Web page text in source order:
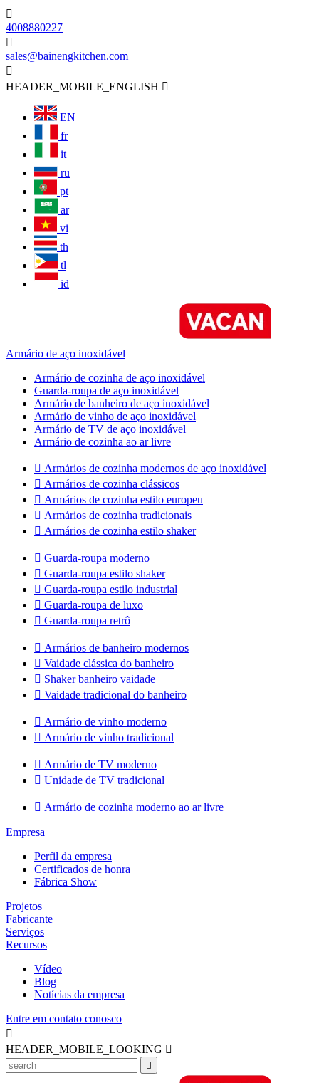

4008880227

sales@bainengkitchen.com

HEADER_MOBILE_ENGLISH 
EN
fr
it
ru
pt
ar
vi
th
tl
id
Armário de aço inoxidável
Armário de cozinha de aço inoxidável
Guarda-roupa de aço inoxidável
Armário de banheiro de aço inoxidável
Armário de vinho de aço inoxidável
Armário de TV de aço inoxidável
Armário de cozinha ao ar livre
 Armários de cozinha modernos de aço inoxidável
 Armários de cozinha clássicos
 Armários de cozinha estilo europeu
 Armários de cozinha tradicionais
 Armários de cozinha estilo shaker
 Guarda-roupa moderno
 Guarda-roupa estilo shaker
 Guarda-roupa estilo industrial
 Guarda-roupa de luxo
 Guarda-roupa retrô
 Armários de banheiro modernos
 Vaidade clássica do banheiro
 Shaker banheiro vaidade
 Vaidade tradicional do banheiro
 Armário de vinho moderno
 Armário de vinho tradicional
 Armário de TV moderno
 Unidade de TV tradicional
 Armário de cozinha moderno ao ar livre
Empresa
Perfil da empresa
Certificados de honra
Fábrica Show
Projetos
Fabricante
Serviços
Recursos
Vídeo
Blog
Notícias da empresa
Entre em contato conosco

HEADER_MOBILE_LOOKING 
